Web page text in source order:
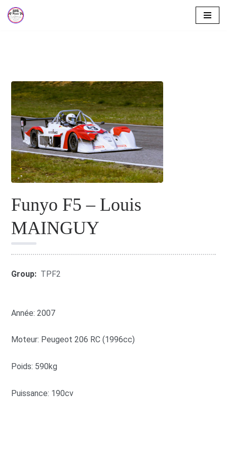
Funyo F5 – Louis
MAINGUY
Group: TPF2
Année: 2007
Moteur: Peugeot 206 RC (1996cc)
Poids: 590kg
Puissance: 190cv